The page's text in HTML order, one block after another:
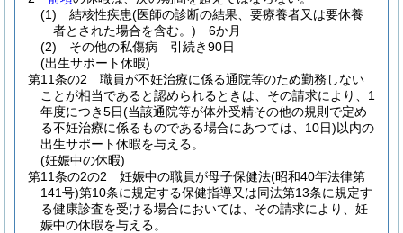
(1)
結核性疾患(医師の診断の結果、要療養者又は要休養
者とされた場合を含む。) 6か月
(2)
その他の私傷病 引続き90日
(出生サポート休暇)
第11条の2
職員が不妊治療に係る通院等のため勤務しない
ことが相当であると認められるときは、その請求により、1
年度につき5日(当該通院等が体外受精その他の規則で定め
る不妊治療に係るものである場合にあつては、10日)以内の
出生サポート休暇を与える。
(妊娠中の休暇)
第11条の2の2
妊娠中の職員が母子保健法(昭和40年法律第
141号)第10条に規定する保健指導又は同法第13条に規定す
る健康診査を受ける場合においては、その請求により、妊
娠中の休暇を与える。